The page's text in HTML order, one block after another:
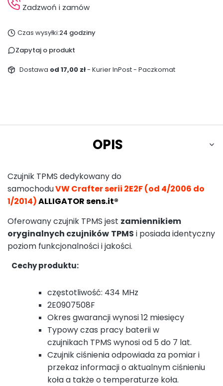
Zadzwoń i zamów
Czas wysyłki:24 godziny
Zapytaj o produkt
Dostawa od 17,00 zł- Kurier InPost - Paczkomat
OPIS
Czujnik TPMS dedykowany do
samochoduVW Crafter serii 2E2F (od 4/2006 do
1/2014)ALLIGATOR sens.it®
Oferowany czujnik TPMS jest zamiennikiem
oryginalnych czujników TPMS i posiada identyczny
poziom funkcjonalności i jakości.
Cechy produktu:
częstotliwość: 434 MHz
2E0907508F
Okres gwarancji wynosi 12 miesięcy
Typowy czas pracy baterii w
czujnikach TPMS wynosi od 5 do 7 lat.
Czujnik ciśnienia odpowiada za pomiar i
przekaz informacji o aktualnym ciśnieniu
koła a także o temperaturze koła.